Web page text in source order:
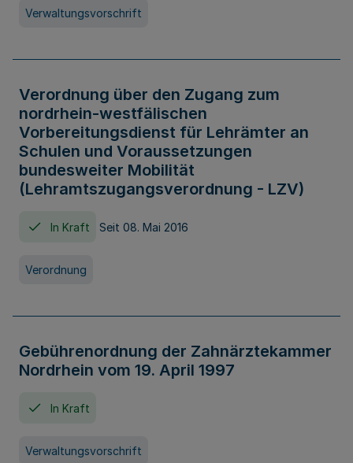
Verwaltungsvorschrift
Verordnung über den Zugang zum
nordrhein-westfälischen
Vorbereitungsdienst für Lehrämter an
Schulen und Voraussetzungen
bundesweiter Mobilität
(Lehramtszugangsverordnung - LZV)
In Kraft Seit 08. Mai 2016
Verordnung
Gebührenordnung der Zahnärztekammer
Nordrhein vom 19. April 1997
In Kraft
Verwaltungsvorschrift